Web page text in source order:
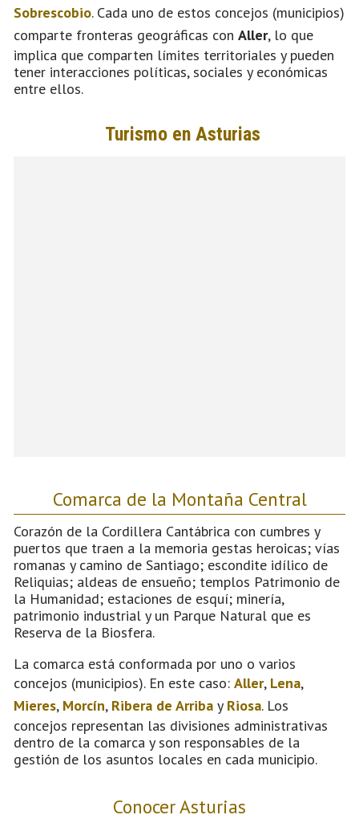
Sobrescobio. Cada uno de estos concejos (municipios)
comparte fronteras geográficas con Aller, lo que
implica que comparten límites territoriales y pueden
tener interacciones políticas, sociales y económicas
entre ellos.
Comarca de la Montaña Central
Corazón de la Cordillera Cantábrica con cumbres y
puertos que traen a la memoria gestas heroicas; vías
romanas y camino de Santiago; escondite idílico de
Reliquias; aldeas de ensueño; templos Patrimonio de
la Humanidad; estaciones de esquí; minería,
patrimonio industrial y un Parque Natural que es
Reserva de la Biosfera.
La comarca está conformada por uno o varios
concejos (municipios). En este caso: Aller, Lena,
Mieres, Morcín, Ribera de Arriba y Riosa. Los
concejos representan las divisiones administrativas
dentro de la comarca y son responsables de la
gestión de los asuntos locales en cada municipio.
Conocer Asturias